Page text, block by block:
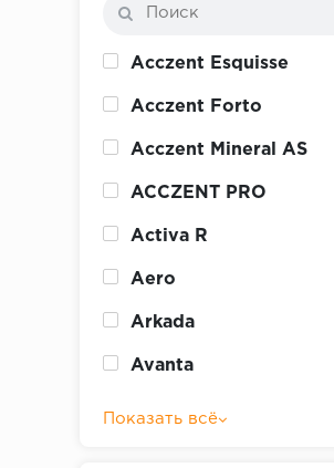
Acczent Esquisse
Acczent Forto
Acczent Mineral AS
ACCZENT PRO
Activa R
Aero
Arkada
Avanta
Показать всё